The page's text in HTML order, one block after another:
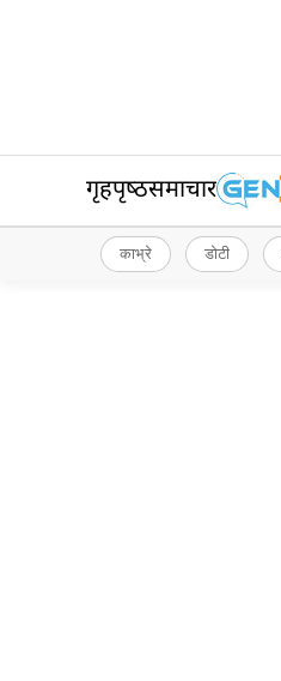
गृहपृष्‍ठसमाचार
काभ्रे डोटी